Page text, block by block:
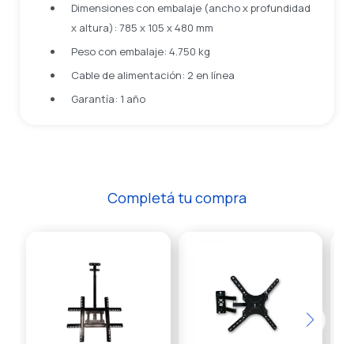
Dimensiones con embalaje (ancho x profundidad
x altura): 785 x 105 x 480 mm
Peso con embalaje: 4.750 kg
Cable de alimentación: 2 en línea
Garantía: 1 año
Completá tu compra